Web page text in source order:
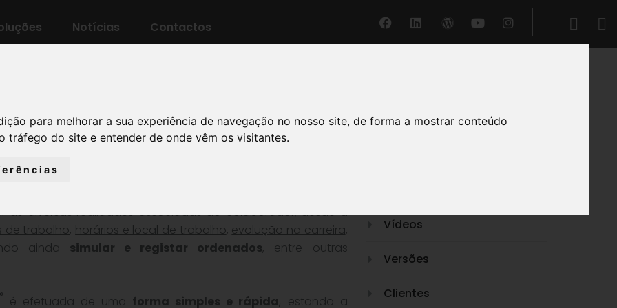
para melhorar a sua experiência de navegação no nosso site, de forma a mostrar conteúdo
tráfego do site e entender de onde vêm os visitantes.
Notícias Contactos
as diversas realidades associadas ao colaborador, desde a
de trabalho, horários e local de trabalho, evolução na carreira,
ainda simular e registar ordenados, entre outras
é efetuada de uma forma simples e rápida, estando a
GERIR®
Vídeos
Versões
Clientes